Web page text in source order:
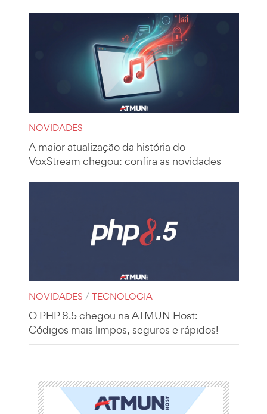
NOVIDADES
A maior atualização da história do
VoxStream chegou: confira as novidades
NOVIDADES / TECNOLOGIA
O PHP 8.5 chegou na ATMUN Host:
Códigos mais limpos, seguros e rápidos!